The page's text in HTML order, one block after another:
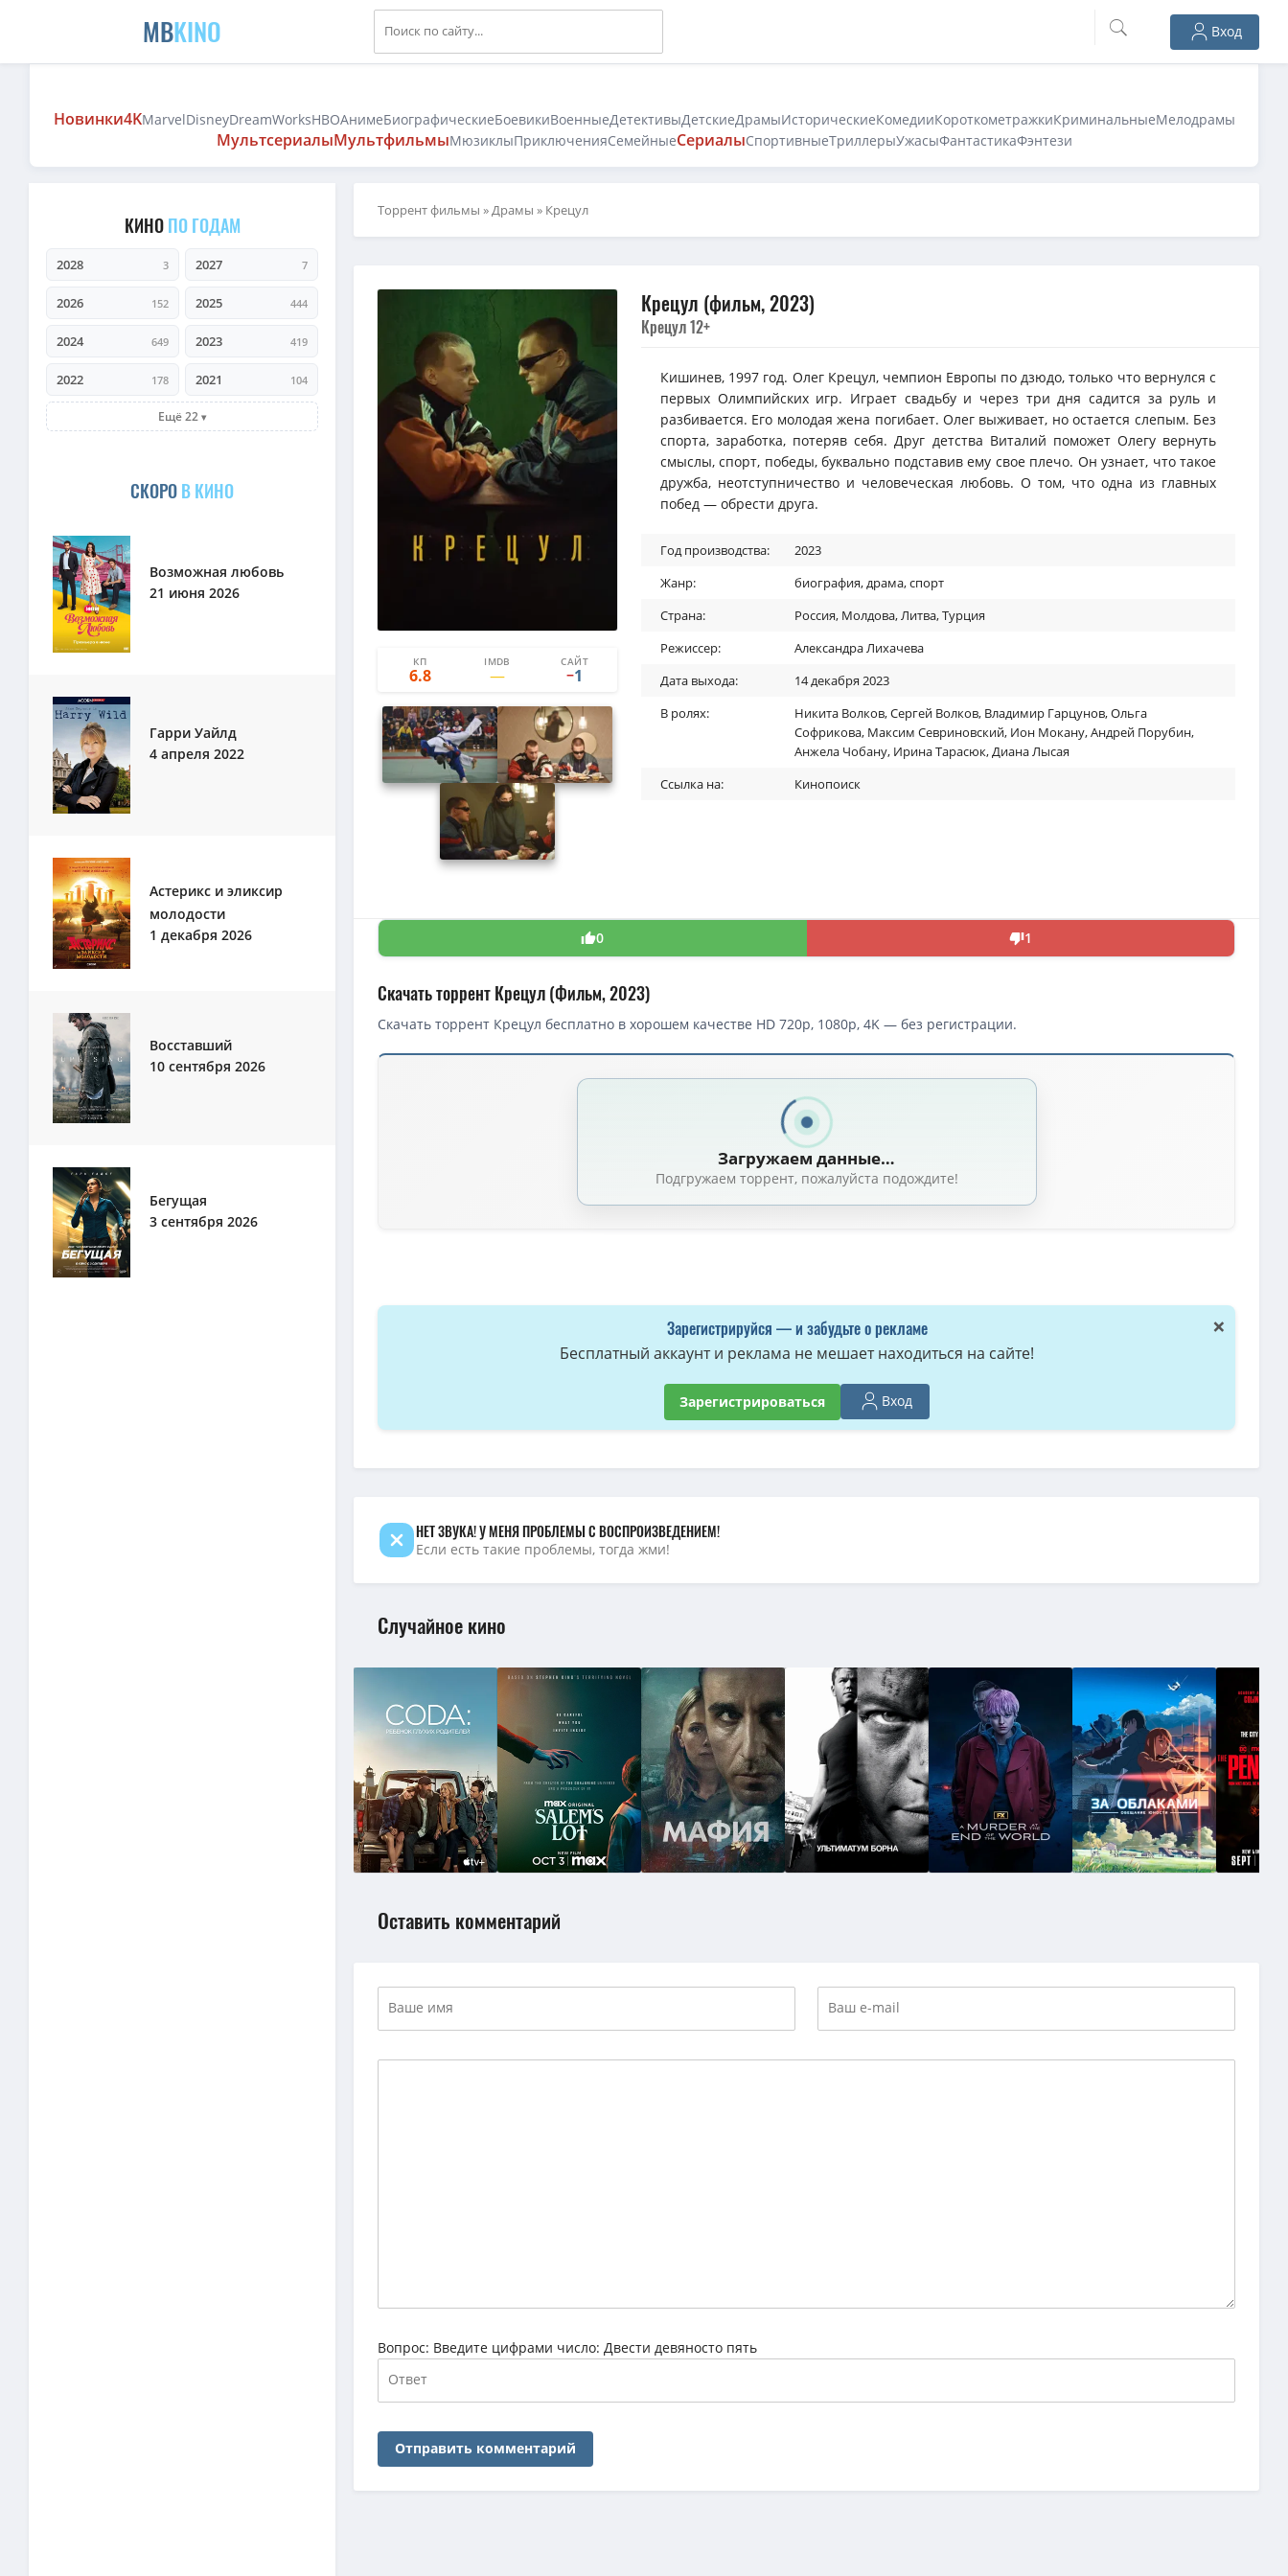
MBKINO Вход
Новинки4KMarvelDisneyDreamWorksHBOАнимеБиографическиеБоевикиВоенныеДетективыДетскиеДрамыИсторическиеКомедииКороткометражкиКриминальныеМелодрамы
МультсериалыМультфильмыМюзиклыПриключенияСемейныеСериалыСпортивныеТриллерыУжасыФантастикаФэнтези
КИНОПО ГОДАМ
2028 3 2027 7
2026 152 2025 444
2024 649 2023 419
2022 178 2021 104
Ещё 22
СКОРОВ КИНО
Возможная любовь
21 июня 2026
Гарри Уайлд
4 апреля 2022
Астерикс и эликсир
молодости
1 декабря 2026
Восставший
10 сентября 2026
Бегущая
3 сентября 2026
Торрент фильмы »Драмы » Крецул
КП
6.8
IMDB САЙТ
01
−1
Крецул (фильм, 2023)
Крецул 12+
Кишинев, 1997 год. Олег Крецул, чемпион Европы по дзюдо, только что вернулся с
первых Олимпийских игр. Играет свадьбу и через три дня садится за руль и
разбивается. Его молодая жена погибает. Олег выживает, но остается слепым. Без
спорта, заработка, потеряв себя. Друг детства Виталий поможет Олегу вернуть
смыслы, спорт, победы, буквально подставив ему свое плечо. Он узнает, что такое
дружба, неотступничество и человеческая любовь. О том, что одна из главных
побед — обрести друга.
Год производства:
2023
Жанр:
биография,драма,спорт
Страна:
Россия, Молдова,Литва,Турция
Режиссер:
Александра Лихачева
Дата выхода:
14 декабря 2023
В ролях:
Никита Волков,Сергей Волков, Владимир Гарцунов,Ольга
Софрикова, Максим Севриновский, Ион Мокану,Андрей Порубин,
Анжела Чобану, Ирина Тарасюк,Диана Лысая
Ссылка на:
Кинопоиск
0 1
Скачать торрент Крецул (Фильм, 2023)
Скачать торрент Крецул бесплатно в хорошем качестве HD 720p, 1080p, 4K — без регистрации.
Загружаем данные…
Подгружаем торрент, пожалуйста подождите!
×
Зарегистрируйся — и забудьте о рекламе
Бесплатный аккаунт и реклама не мешает находиться на сайте!
Зарегистрироваться Вход
НЕТ ЗВУКА! У МЕНЯ ПРОБЛЕМЫ С ВОСПРОИЗВЕДЕНИЕМ!
Если есть такие проблемы, тогда жми!
Случайное кино
Оставить комментарий
Вопрос: Введите цифрами число: Двести девяносто пять
Отправить комментарий